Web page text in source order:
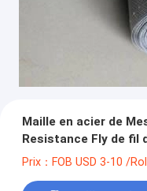
Maille en acier de
Resistance Fly de fil
Prix：FOB USD 3-10 /Roll